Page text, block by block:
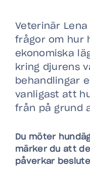
Veterinär
frågor om hur
ekonomiska
kring djurens
behandlingar
vanligast att
från på grund
Du möter
märker du att
påverkar